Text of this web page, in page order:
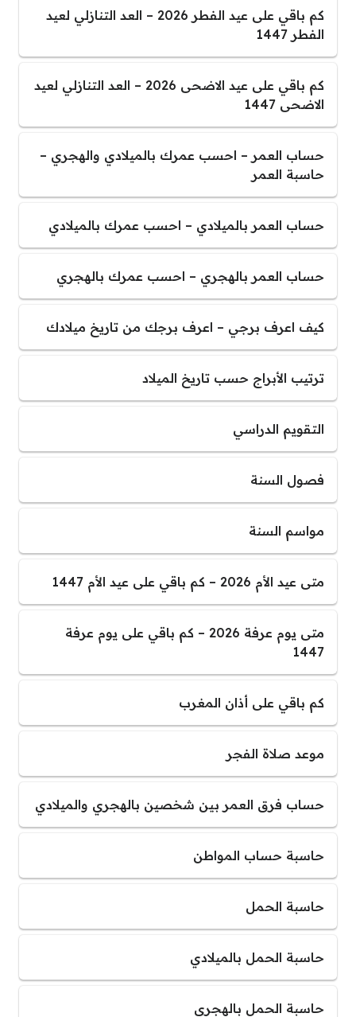
كم باقي على عيد الفطر 2026 – العد التنازلي لعيد
الفطر 1447
كم باقي على عيد الاضحى 2026 – العد التنازلي لعيد
الاضحى 1447
حساب العمر – احسب عمرك بالميلادي والهجري –
حاسبة العمر
حساب العمر بالميلادي – احسب عمرك بالميلادي
حساب العمر بالهجري – احسب عمرك بالهجري
كيف اعرف برجي – اعرف برجك من تاريخ ميلادك
ترتيب الأبراج حسب تاريخ الميلاد
التقويم الدراسي
فصول السنة
مواسم السنة
متى عيد الأم 2026 – كم باقي على عيد الأم 1447
متى يوم عرفة 2026 – كم باقي على يوم عرفة
1447
كم باقي على أذان المغرب
موعد صلاة الفجر
حساب فرق العمر بين شخصين بالهجري والميلادي
حاسبة حساب المواطن
حاسبة الحمل
حاسبة الحمل بالميلادي
حاسبة الحمل بالهجري